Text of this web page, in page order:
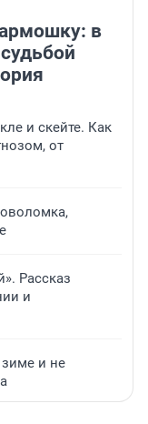
в
и скейте. Как
от
Рассказ
и
зиме и не